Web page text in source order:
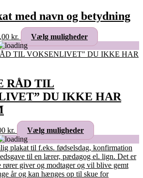
varianter.
Mulighederne
kan
varesiden
med navn og betydning
kr. Prisinterval:
229,00 kr.
til
Vælg muligheder
har
vælges
RÅD TIL
DU IKKE HAR
kr. Prisinterval:
45,00 kr.
til
249,00 kr.
Vælg muligheder
har
flere
varianter.
Mulighederne